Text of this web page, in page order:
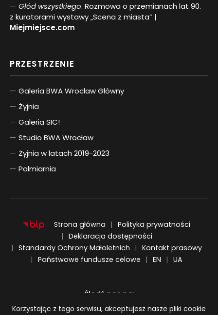
Głód wszystkiego. Rozmowa o przemianach lat 90.
z kuratorami wystawy „Scena z miasta” |
Miejmiejsce.com
PRZESTRZENIE
Galeria BWA Wrocław Główny
Żyjnia
Galeria SIC!
Studio BWA Wrocław
Żyjnia w latach 2019-2023
Palmiarnia
Strona główna
Polityka prywatności
Deklaracja dostępności
Standardy Ochrony Małoletnich
Kontakt prasowy
Państwowe fundusze celowe
EN
ENGLISH
UA
UKRAIŃSKI
Śledź nas na:
Informacja o plikach cookie
Korzystając z tego serwisu, akceptujesz nasze pliki cookie